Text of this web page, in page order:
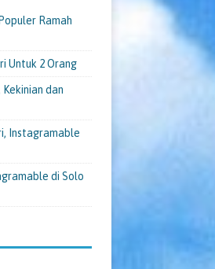
Ramah
Untuk 2 Orang
dan
Instagramable
di Solo